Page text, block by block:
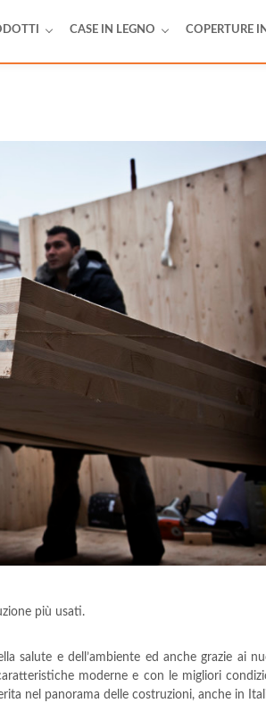
CASE IN LEGNO COPERTURE
più usati.
salute e dell’ambiente ed anche grazie ai
moderne e con le migliori
nel panorama delle costruzioni, anche in